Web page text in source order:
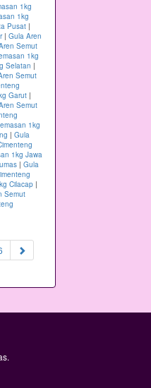
1kg
1kg
Pusat |
| Gula Aren
Semut
1kg
Selatan |
Semut
Garut |
Semut
1kg
| Gula
1kg Jawa
| Gula
Cilacap |
Semut